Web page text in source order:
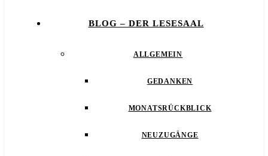
BLOG – DER LESESAAL
ALLGEMEIN
GEDANKEN
MONATSRÜCKBLICK
NEUZUGÄNGE